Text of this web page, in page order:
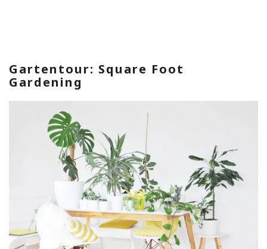
Gartentour: Square Foot
Gardening